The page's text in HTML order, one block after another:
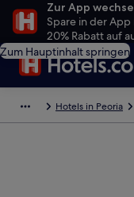
Zur App
Spare in der App
20% Rabatt auf
Zum Hauptinhalt springen
Hotels in Peoria